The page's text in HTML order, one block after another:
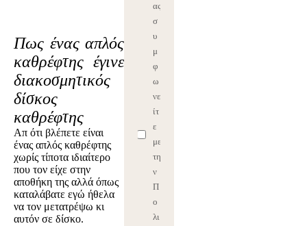
Πως ένας απλός
καθρέφτης έγινε
διακοσμητικός
δίσκος
καθρέφτης
Απ ότι βλέπετε είναι
ένας απλός καθρέφτης
χωρίς τίποτα ιδιαίτερο
που τον είχε στην
αποθήκη της αλλά όπως
καταλάβατε εγώ ήθελα
να τον μετατρέψω κι
αυτόν σε δίσκο.
ας
σ
υ
μ
φ
ω
νε
ίτ
ε
με
τη
ν
Π
ο
λι